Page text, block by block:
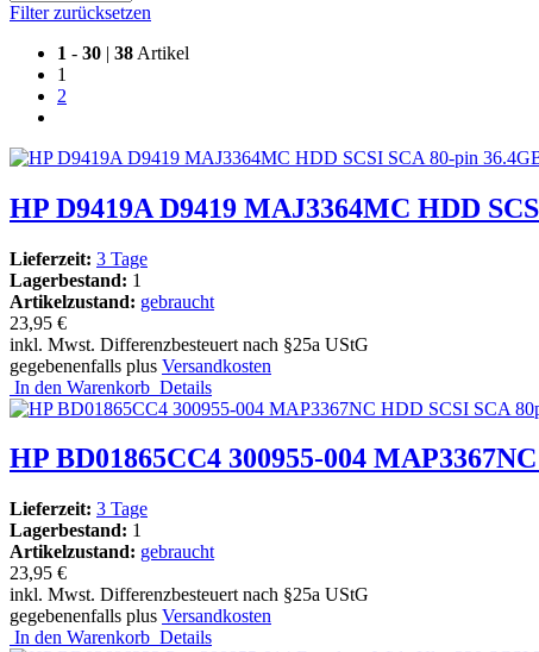
Filter zurücksetzen
1 - 30 | 38 Artikel
1
2
HP D9419A D9419 MAJ3364MC HDD
Lieferzeit: 3 Tage
Lagerbestand: 1
Artikelzustand: gebraucht
23,95 €
inkl. Mwst. Differenzbesteuert nach §25a UStG
gegebenenfalls plus Versandkosten
In den Warenkorb Details
HP BD01865CC4 300955-004
Lieferzeit: 3 Tage
Lagerbestand: 1
Artikelzustand: gebraucht
23,95 €
inkl. Mwst. Differenzbesteuert nach §25a UStG
gegebenenfalls plus Versandkosten
In den Warenkorb Details